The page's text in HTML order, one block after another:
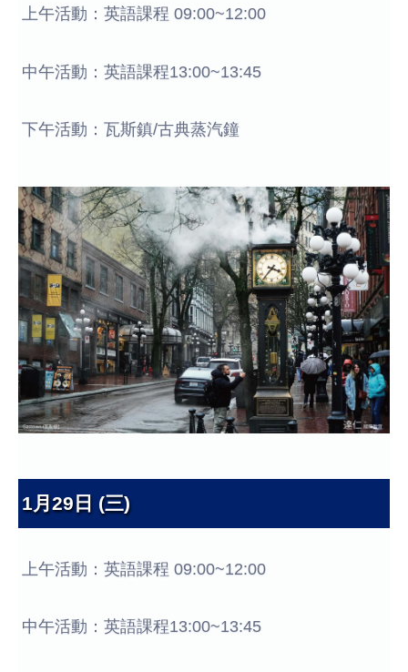
上午活動：英語課程 09:00~12:00
中午活動：英語課程13:00~13:45
下午活動：瓦斯鎮/古典蒸汽鐘
1月29日 (三)
上午活動：英語課程 09:00~12:00
中午活動：英語課程13:00~13:45